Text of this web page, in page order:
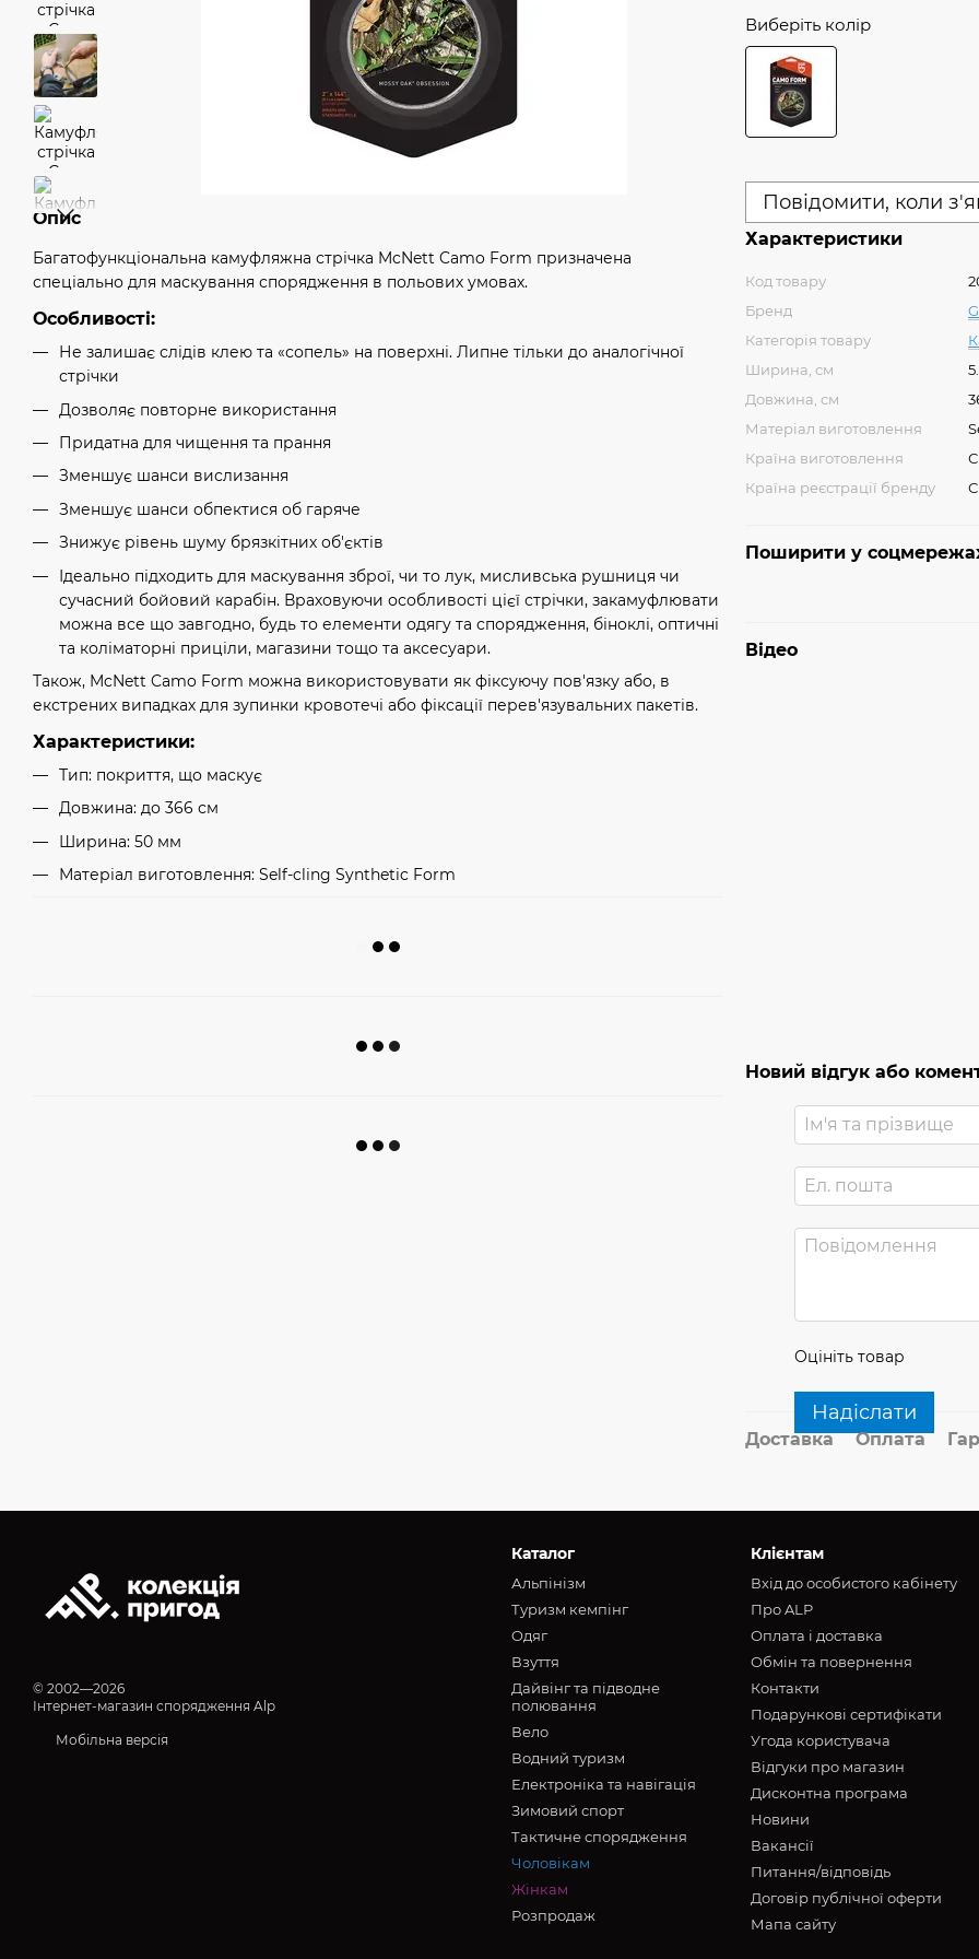
Опис
Багатофункціональна камуфляжна стрічка McNett Camo Form призначена
спеціально для маскування спорядження в польових умовах.
Особливості:
Не залишає слідів клею та «сопель» на поверхні. Липне тільки до аналогічної
стрічки
Дозволяє повторне використання
Придатна для чищення та прання
Зменшує шанси вислизання
Зменшує шанси обпектися об гаряче
Знижує рівень шуму брязкітних об'єктів
Ідеально підходить для маскування зброї, чи то лук, мисливська рушниця чи
сучасний бойовий карабін. Враховуючи особливості цієї стрічки, закамуфлювати
можна все що завгодно, будь то елементи одягу та спорядження, біноклі, оптичні
та коліматорні приціли, магазини тощо та аксесуари.
Також, McNett Camo Form можна використовувати як фіксуючу пов'язку або, в
екстрених випадках для зупинки кровотечі або фіксації перев'язувальних пакетів.
Характеристики:
Тип: покриття, що маскує
Довжина: до 366 см
Ширина: 50 мм
Матеріал виготовлення: Self-cling Synthetic Form
Виберіть колір
Повідомити, коли
Характеристики
Код товару
Бренд
Категорія товару
Ширина, см
Довжина, см
Матеріал виготовлення
Країна виготовлення
Країна реєстрації бренду
Поширити у
Відео
Новий відгук або
Оцініть товар
Надіслати
Доставка Оплата
© 2002—2026
Інтернет-магазин спорядження Alp
Мобільна версія
Каталог
Альпінізм
Туризм кемпінг
Oдяг
Взуття
Дайвінг та підводне
полювання
Вело
Водний туризм
Електроніка та навігація
Зимовий спорт
Тактичне спорядження
Чоловікам
Жінкам
Розпродаж
Клієнтам
Вхід до особистого кабінету
Про ALP
Оплата і доставка
Обмін та повернення
Контакти
Подарункові сертифікати
Угода користувача
Відгуки про магазин
Дисконтна програма
Новини
Вакансії
Питання/відповідь
Договір публічної оферти
Мапа сайту